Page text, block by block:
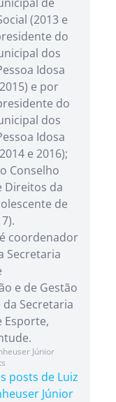
(2013 e
do
dos
Idosa
e por
do
dos
Idosa
e 2016);
Conselho
Direitos da
de
coordenador
Secretaria
e de Gestão
da Secretaria
Esporte,
Júnior
posts de Luiz
Júnior